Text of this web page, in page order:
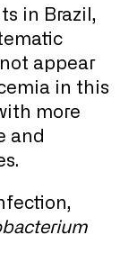
in Brazil,
appear
in this
more
and